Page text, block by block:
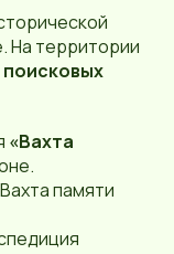
На территории
поисковых
«Вахта
памяти